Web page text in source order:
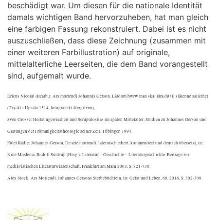
beschädigt war. Um diesen für die nationale Identität
damals wichtigen Band hervorzuheben, hat man gleich
eine farbigen Fassung rekonstruiert. Dabei ist es nicht
auszuschließen, dass diese Zeichnung (zusammen mit
einer weiteren Farbillustration) auf originale,
mittelalterliche Leerseiten, die dem Band vorangestellt
sind, aufgemalt wurde.
Ericus Nicolai (Bearb.): Ars moriendi Johannis Gerson. Lärdom hwrw man skal lära dø til siälenne salicthet.
(Tryckt i Upsala 1514, fotografiskt återgifven),
Sven Grosse: Heilsungewissheit und Scrupulositas im späten Mittelalter. Studien zu Johannes Gerson und
Gattungen der Frömmigkeitstheologie seiner Zeit, Tübingen 1994.
Fidel Rädle: Johannes Gerson, De arte moriendi, lateinisch ediert, kommentiert und deutsch übersetzt, in:
Nine Miedema, Rudolf Suntrup (Hrsg.): Literatur – Geschichte – Literaturgeschichte. Beiträge zur
mediävistischen Literaturwissenschaft, Frankfurt am Main 2003, S. 721-738.
Alex Stock: Ars Moriendi. Johannes Gersons Sterbebüchlein, in: Geist und Leben, 68, 2016, S. 302-308.